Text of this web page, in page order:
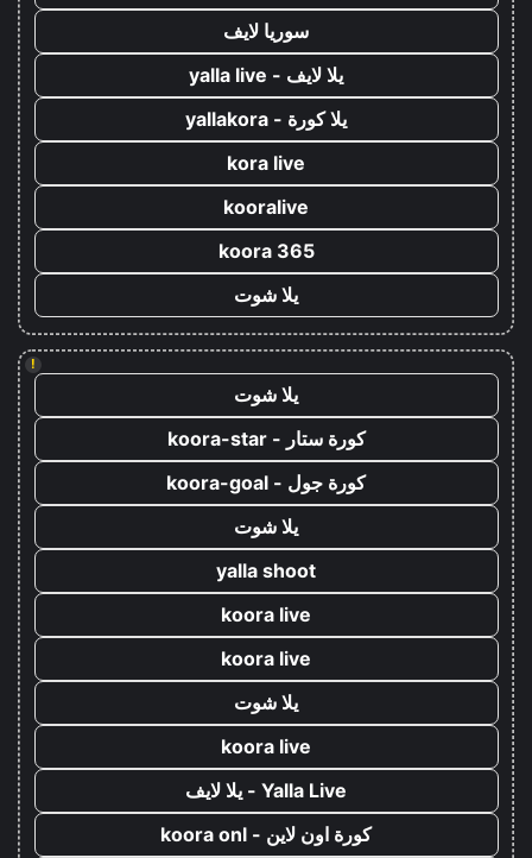
سوريا لايف
يلا لايف - yalla live
يلا كورة - yallakora
kora live
kooralive
koora 365
يلا شوت
!
يلا شوت
كورة ستار - koora-star
كورة جول - koora-goal
يلا شوت
yalla shoot
koora live
koora live
يلا شوت
koora live
Yalla Live - يلا لايف
كورة اون لاين - koora onl